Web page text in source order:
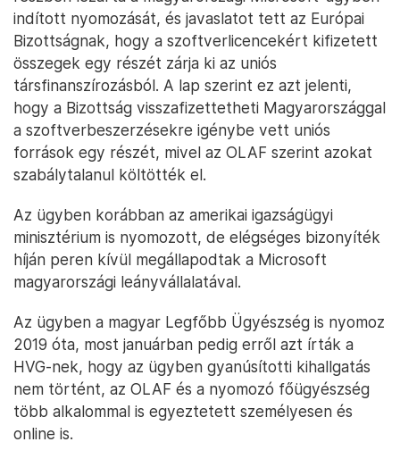
indított nyomozását, és javaslatot tett az Európai
Bizottságnak, hogy a szoftverlicencekért kifizetett
összegek egy részét zárja ki az uniós
társfinanszírozásból. A lap szerint ez azt jelenti,
hogy a Bizottság visszafizettetheti Magyarországgal
a szoftverbeszerzésekre igénybe vett uniós
források egy részét, mivel az OLAF szerint azokat
szabálytalanul költötték el.
Az ügyben korábban az amerikai igazságügyi
minisztérium is nyomozott, de elégséges bizonyíték
híján peren kívül megállapodtak a Microsoft
magyarországi leányvállalatával.
Az ügyben a magyar Legfőbb Ügyészség is nyomoz
2019 óta, most januárban pedig erről azt írták a
HVG-nek, hogy az ügyben gyanúsítotti kihallgatás
nem történt, az OLAF és a nyomozó főügyészség
több alkalommal is egyeztetett személyesen és
online is.